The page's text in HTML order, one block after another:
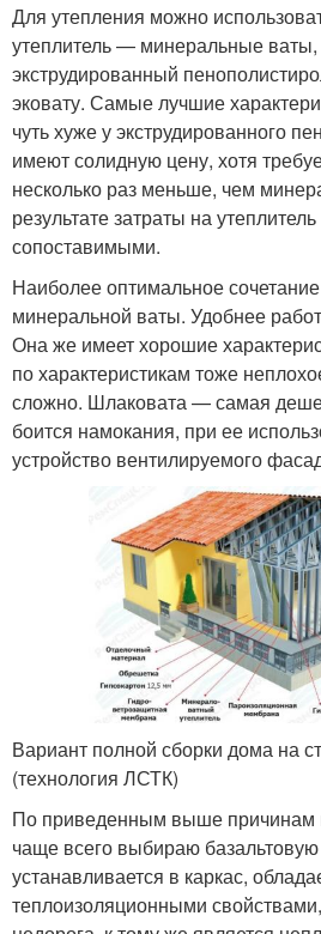
Для утепления можно
утеплитель — минеральные ваты,
экструдированный
эковату. Самые лучшие
чуть хуже у экструдированного
имеют солидную цену, хотя
несколько раз меньше, чем
результате затраты на
сопоставимыми.
Наиболее оптимальное
минеральной ваты. Удобнее
Она же имеет хорошие
по характеристикам тоже
сложно. Шлаковата — самая
боится намокания, при ее
устройство вентилируемого
Вариант полной сборки дома на
(технология ЛСТК)
По приведенным выше причинам
чаще всего выбираю
устанавливается в каркас,
теплоизоляционными